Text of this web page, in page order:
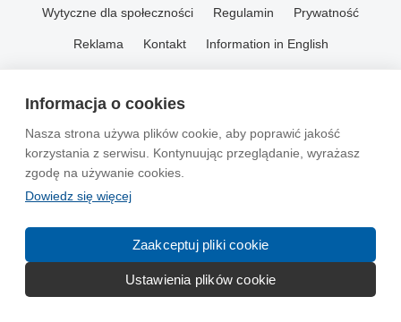
Informacja o cookies
Nasza strona używa plików cookie, aby poprawić jakość
korzystania z serwisu. Kontynuując przeglądanie, wyrażasz
zgodę na używanie cookies.
Dowiedz się więcej
Zaakceptuj pliki cookie
Ustawienia plików cookie
Wytyczne dla społeczności Regulamin Prywatność
Reklama Kontakt Information in English